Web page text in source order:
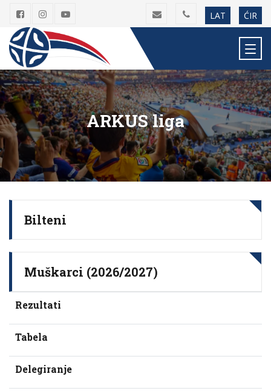
LAT ĆIR
ARKUS liga
Bilteni
Muškarci (2026/2027)
Rezultati
Tabela
Delegiranje